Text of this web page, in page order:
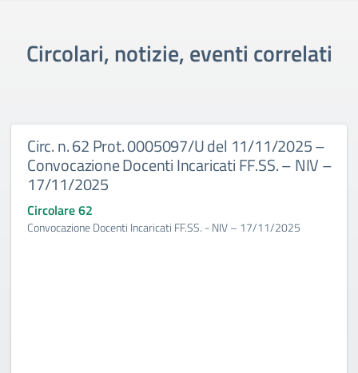
Circolari, notizie, eventi correlati
Circ. n. 62 Prot. 0005097/U del 11/11/2025 –
Convocazione Docenti Incaricati FF.SS. – NIV –
17/11/2025
Circolare 62
Convocazione Docenti Incaricati FF.SS. - NIV – 17/11/2025